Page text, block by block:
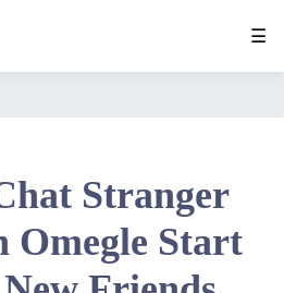
☰
Stranger
Omegle Start